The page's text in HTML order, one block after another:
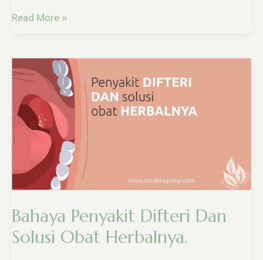
Read More »
Bahaya Penyakit Difteri Dan
Solusi Obat Herbalnya.
Penyakit
Difteri
Dan
Solusi
Herbalnya.